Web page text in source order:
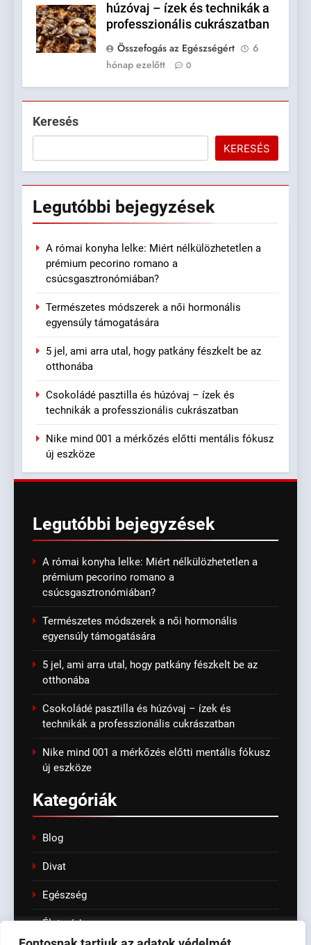
húzóvaj – ízek és technikák a
professzionális cukrászatban
Összefogás az Egészségért
6
hónap ezelőtt
0
Keresés
KERESÉS
Legutóbbi bejegyzések
A római konyha lelke: Miért nélkülözhetetlen a
prémium pecorino romano a
csúcsgasztronómiában?
Természetes módszerek a női hormonális
egyensúly támogatására
5 jel, ami arra utal, hogy patkány fészkelt be az
otthonába
Csokoládé pasztilla és húzóvaj – ízek és
technikák a professzionális cukrászatban
Nike mind 001 a mérkőzés előtti mentális fókusz
új eszköze
Legutóbbi bejegyzések
A római konyha lelke: Miért nélkülözhetetlen a
prémium pecorino romano a
csúcsgasztronómiában?
Természetes módszerek a női hormonális
egyensúly támogatására
5 jel, ami arra utal, hogy patkány fészkelt be az
otthonába
Csokoládé pasztilla és húzóvaj – ízek és
technikák a professzionális cukrászatban
Nike mind 001 a mérkőzés előtti mentális fókusz
új eszköze
Kategóriák
Blog
Divat
Egészség
Életmód